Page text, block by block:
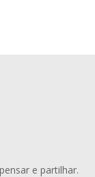
e partilhar.